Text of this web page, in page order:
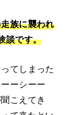
族に襲われ
談です。
てしまった
ーシーー
こえてき